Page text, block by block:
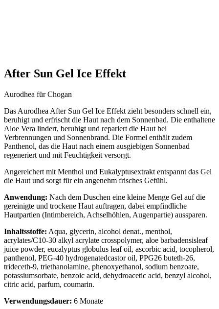
After Sun Gel Ice Effekt
Aurodhea für Chogan
Das Aurodhea After Sun Gel Ice Effekt zieht besonders schnell ein,
beruhigt und erfrischt die Haut nach dem Sonnenbad. Die enthaltene
Aloe Vera lindert, beruhigt und repariert die Haut bei
Verbrennungen und Sonnenbrand. Die Formel enthält zudem
Panthenol, das die Haut nach einem ausgiebigen Sonnenbad
regeneriert und mit Feuchtigkeit versorgt.
Angereichert mit Menthol und Eukalyptusextrakt entspannt das Gel
die Haut und sorgt für ein angenehm frisches Gefühl.
Anwendung: Nach dem Duschen eine kleine Menge Gel auf die
gereinigte und trockene Haut auftragen, dabei empfindliche
Hautpartien (Intimbereich, Achselhöhlen, Augenpartie) aussparen.
Inhaltsstoffe: Aqua, glycerin, alcohol denat., menthol,
acrylates/C10-30 alkyl acrylate crosspolymer, aloe barbadensisleaf
juice powder, eucalyptus globulus leaf oil, ascorbic acid, tocopherol,
panthenol, PEG-40 hydrogenatedcastor oil, PPG26 buteth-26,
trideceth-9, triethanolamine, phenoxyethanol, sodium benzoate,
potassiumsorbate, benzoic acid, dehydroacetic acid, benzyl alcohol,
citric acid, parfum, coumarin.
Verwendungsdauer: 6 Monate